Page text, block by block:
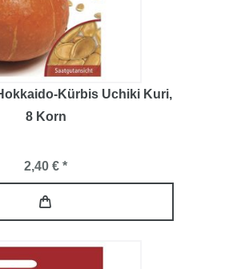
Kürbis Uchiki Kuri,
8 Korn
2,40 € *